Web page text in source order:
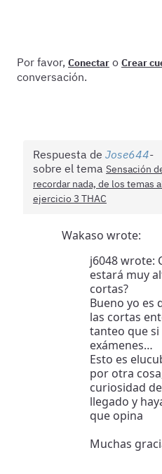
Por favor, Conectar o Crear
conversación.
Respuesta de Jose644
sobre el tema Sensación
recordar nada, de los temas
ejercicio 3 THAC
Wakaso wrote:
j6048 wrote:
estará muy
cortas?
Bueno yo es
las cortas
tanteo que
exámenes…
Esto es
por otra
curiosidad
llegado y
que opina
Muchas